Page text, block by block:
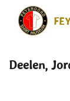
direct
Deelen,